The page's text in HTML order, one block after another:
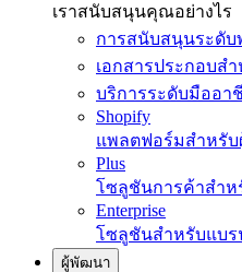
เราสนับสนุนคุณอย่างไร
การสนับสนุนระดับ
เอกสารประกอบส
บริการระดับมืออา
Shopify
แพลตฟอร์มสำหรับ
Plus
โซลูชันการค้าสำห
Enterprise
โซลูชันสำหรับแบ
ผู้พัฒนา